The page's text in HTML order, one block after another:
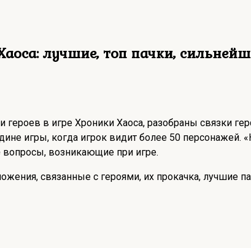
лучшие, топ пачки,
героев в игре Хроники Хаоса, разобраны связки
игры, когда игрок видит более 50 персонажей.
возникающие при игре.
связанные с героями, их прокачка,